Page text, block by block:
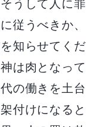
うして人に罪
従うべきか、
知らせてくだ
は肉となって
の働きを土台
付けになると